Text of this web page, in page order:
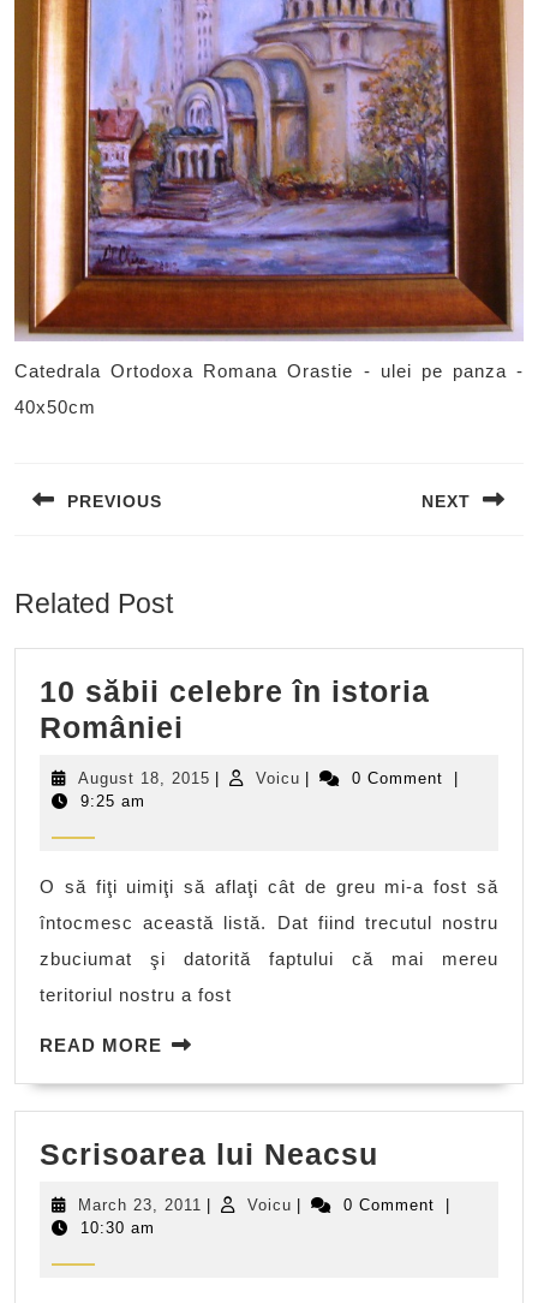
Catedrala Ortodoxa Romana Orastie - ulei pe panza -
40x50cm
PREVIOUS NEXT
Related Post
10 săbii celebre în istoria
României
săbii
celebre
României
August 18, 2015 AugustVoicu Voicu 0 Comment
9:25 am
O să fiţi uimiţi să aflaţi cât de greu mi-a fost să
întocmesc această listă. Dat fiind trecutul nostru
zbuciumat şi datorită faptului că mai mereu
teritoriul nostru a fost
READ MORE READ
Scrisoarea lui Neacsu
Neacsu
March 23, 2011 March
| Voicu Voicu
| 0 Comment
|
10:30 am